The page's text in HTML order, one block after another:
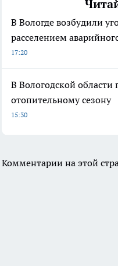
В Вологде возбудили
расселением
17:20
В Вологодской области
отопительному сезону
15:30
Комментарии на этой